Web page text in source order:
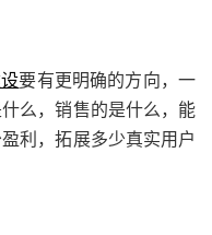
要有更明确的方向，一
么，销售的是什么，能
利，拓展多少真实用户